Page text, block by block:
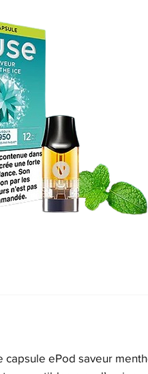
capsule ePod saveur